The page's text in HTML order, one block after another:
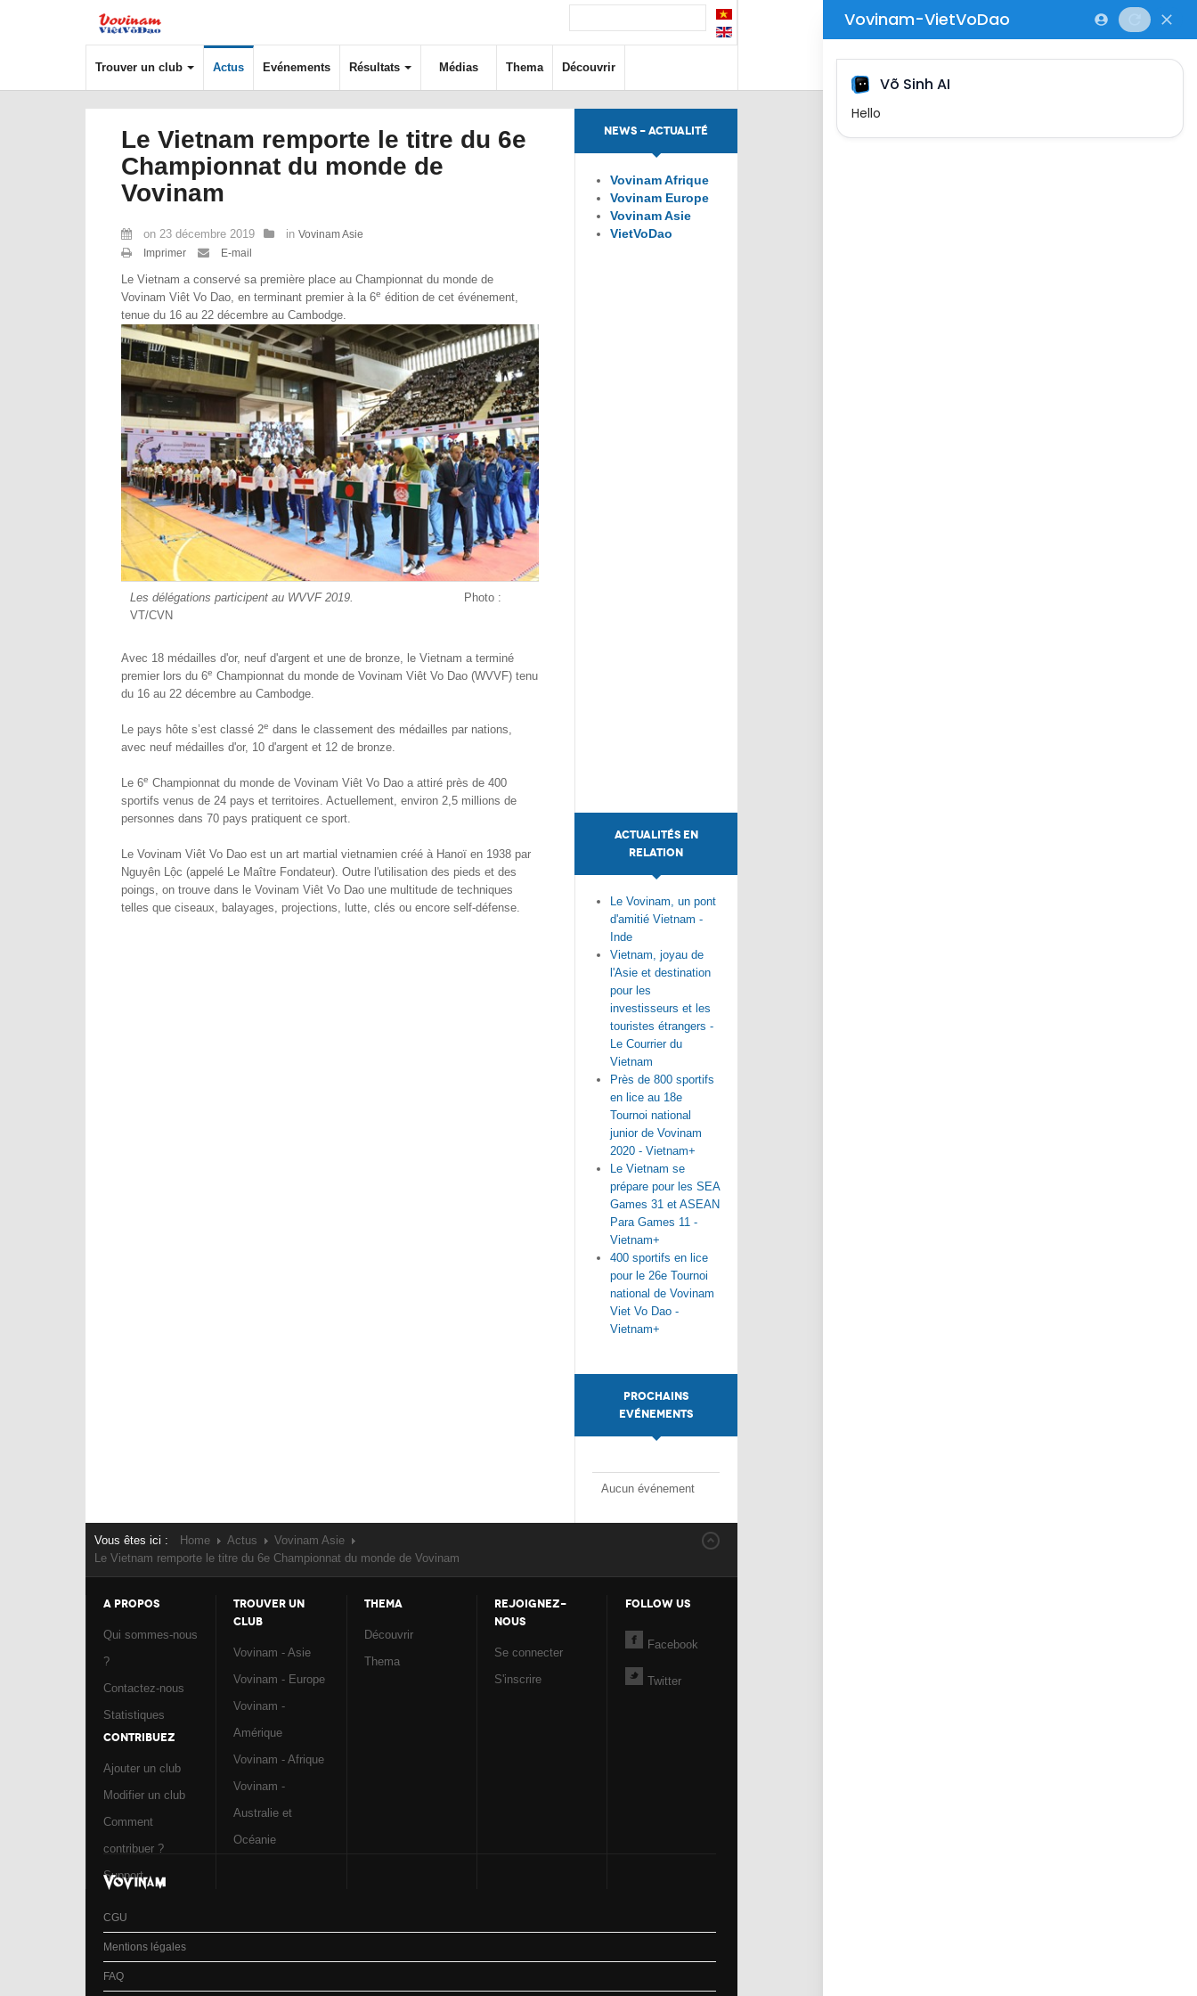
Trouver un club Actus Evénements Résultats Médias Thema Découvrir
Le Vietnam remporte le titre du 6e
Championnat du monde de
Vovinam
on 23 décembre 2019 in Vovinam Asie
Imprimer
E-mail
Le Vietnam a conservé sa première place au Championnat du monde de
Vovinam Viêt Vo Dao, en terminant premier à la 6e édition de cet événement,
tenue du 16 au 22 décembre au Cambodge.
Les délégations participent au WVVF 2019.
Photo :
VT/CVN
Avec 18 médailles d'or, neuf d'argent et une de bronze, le Vietnam a terminé
premier lors du 6e Championnat du monde de Vovinam Viêt Vo Dao (WVVF) tenu
du 16 au 22 décembre au Cambodge.
Le pays hôte s’est classé 2e dans le classement des médailles par nations,
avec neuf médailles d'or, 10 d'argent et 12 de bronze.
Le 6e Championnat du monde de Vovinam Viêt Vo Dao a attiré près de 400
sportifs venus de 24 pays et territoires. Actuellement, environ 2,5 millions de
personnes dans 70 pays pratiquent ce sport.
Le Vovinam Viêt Vo Dao est un art martial vietnamien créé à Hanoï en 1938 par
Nguyên Lộc (appelé Le Maître Fondateur). Outre l'utilisation des pieds et des
poings, on trouve dans le Vovinam Viêt Vo Dao une multitude de techniques
telles que ciseaux, balayages, projections, lutte, clés ou encore self-défense.
NEWS - ACTUALITÉ
Vovinam Afrique
Vovinam Europe
Vovinam Asie
VietVoDao
ACTUALITÉS EN
RELATION
Le Vovinam, un pont
d'amitié Vietnam -
Inde
Vietnam, joyau de
l'Asie et destination
pour les
investisseurs et les
touristes étrangers -
Le Courrier du
Vietnam
Près de 800 sportifs
en lice au 18e
Tournoi national
junior de Vovinam
2020 - Vietnam+
Le Vietnam se
prépare pour les SEA
Games 31 et ASEAN
Para Games 11 -
Vietnam+
400 sportifs en lice
pour le 26e Tournoi
national de Vovinam
Viet Vo Dao -
Vietnam+
PROCHAINS
EVÉNEMENTS
Aucun événement
Vous êtes ici : Home Actus
Vovinam Asie
Le Vietnam remporte le titre du 6e Championnat du monde de Vovinam
CGU
Mentions légales
FAQ
A PROPOS
Qui sommes-nous
?
Contactez-nous
Statistiques
CONTRIBUEZ
Ajouter un club
Modifier un club
Comment
contribuer ?
Support
TROUVER UN
CLUB
Vovinam - Asie
Vovinam - Europe
Vovinam -
Amérique
Vovinam - Afrique
Vovinam -
Australie et
Océanie
THEMA
Découvrir
Thema
REJOIGNEZ-
NOUS
Se connecter
S'inscrire
FOLLOW US
Facebook
Twitter